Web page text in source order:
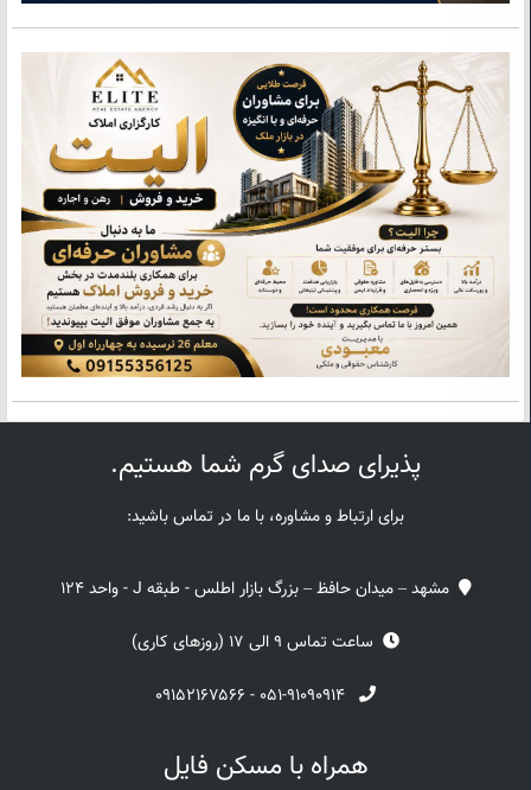
پذیرای صدای گرم شما هستیم.
برای ارتباط و مشاوره، با ما در تماس باشید:
مشهد – میدان حافظ – بزرگ بازار اطلس - طبقه J - واحد 124
ساعت تماس 9 الی 17 (روزهای کاری)
۰۵۱-۹۱۰۹۰۹۱۴ - ۰۹۱۵۲۱۶۷۵۶۶
همراه با مسکن فایل